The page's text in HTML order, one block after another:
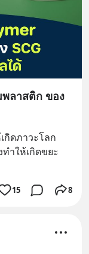
ลาสติก ของ
กิดภาวะโลก
ำให้เกิดขยะ
15 8